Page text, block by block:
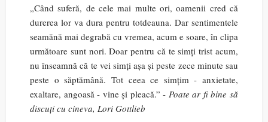
„Când suferă, de cele mai multe ori, oamenii cred că
durerea lor va dura pentru totdeauna. Dar sentimentele
seamănă mai degrabă cu vremea, acum e soare, în clipa
următoare sunt nori. Doar pentru că te simți trist acum,
nu înseamnă că te vei simți așa și peste zece minute sau
peste o săptămână. Tot ceea ce simțim - anxietate,
exaltare, angoasă - vine și pleacă.” - Poate ar fi bine să
discuți cu cineva, Lori Gottlieb